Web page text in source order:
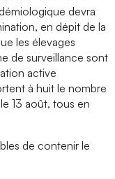
devra
en dépit de la
les élevages
de surveillance sont
active
à huit le nombre
13 août, tous en
de contenir le